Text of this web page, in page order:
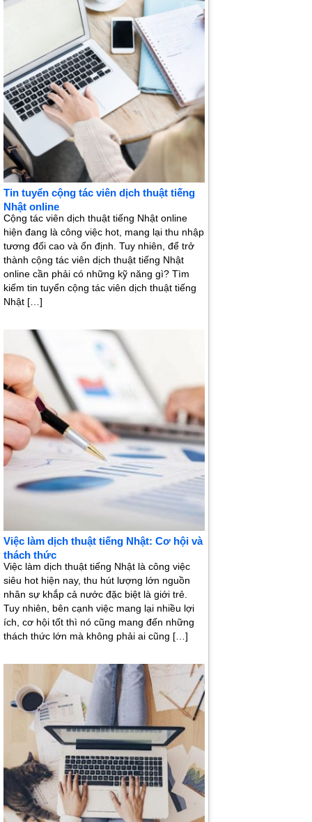
Tin tuyển cộng tác viên dịch thuật tiếng
Nhật online
Cộng tác viên dịch thuật tiếng Nhật online
hiện đang là công việc hot, mang lại thu nhập
tương đối cao và ổn định. Tuy nhiên, để trở
thành cộng tác viên dịch thuật tiếng Nhật
online cần phải có những kỹ năng gì? Tìm
kiếm tin tuyển cộng tác viên dịch thuật tiếng
Nhật […]
Việc làm dịch thuật tiếng Nhật: Cơ hội và
thách thức
Việc làm dịch thuật tiếng Nhật là công việc
siêu hot hiện nay, thu hút lượng lớn nguồn
nhân sự khắp cả nước đặc biệt là giới trẻ.
Tuy nhiên, bên cạnh việc mang lại nhiều lợi
ích, cơ hội tốt thì nó cũng mang đến những
thách thức lớn mà không phải ai cũng […]